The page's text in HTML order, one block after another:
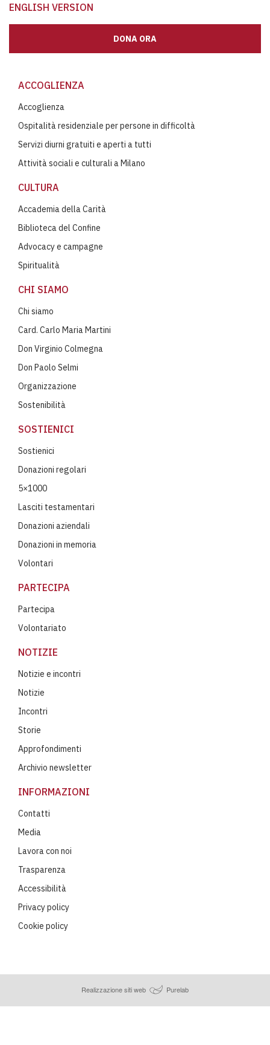
ENGLISH VERSION
DONA ORA
ACCOGLIENZA
Accoglienza
Ospitalità residenziale per persone in difficoltà
Servizi diurni gratuiti e aperti a tutti
Attività sociali e culturali a Milano
CULTURA
Accademia della Carità
Biblioteca del Confine
Advocacy e campagne
Spiritualità
CHI SIAMO
Chi siamo
Card. Carlo Maria Martini
Don Virginio Colmegna
Don Paolo Selmi
Organizzazione
Sostenibilità
SOSTIENICI
Sostienici
Donazioni regolari
5×1000
Lasciti testamentari
Donazioni aziendali
Donazioni in memoria
Volontari
PARTECIPA
Partecipa
Volontariato
NOTIZIE
Notizie e incontri
Notizie
Incontri
Storie
Approfondimenti
Archivio newsletter
INFORMAZIONI
Contatti
Media
Lavora con noi
Trasparenza
Accessibilità
Privacy policy
Cookie policy
Realizzazione siti web Purelab